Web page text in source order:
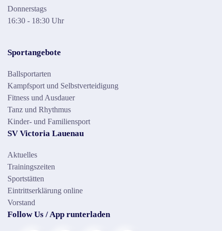
Donnerstags
16:30 - 18:30 Uhr
Sportangebote
Ballsportarten
Kampfsport und Selbstverteidigung
Fitness und Ausdauer
Tanz und Rhythmus
Kinder- und Familiensport
SV Victoria Lauenau
Aktuelles
Trainingszeiten
Sportstätten
Eintrittserklärung online
Vorstand
Follow Us / App runterladen